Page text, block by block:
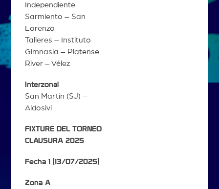
Independiente
Sarmiento – San
Lorenzo
Talleres – Instituto
Gimnasia – Platense
River – Vélez
Interzonal
San Martín (SJ) –
Aldosivi
FIXTURE DEL TORNEO
CLAUSURA 2025
Fecha 1 (13/07/2025)
Zona A